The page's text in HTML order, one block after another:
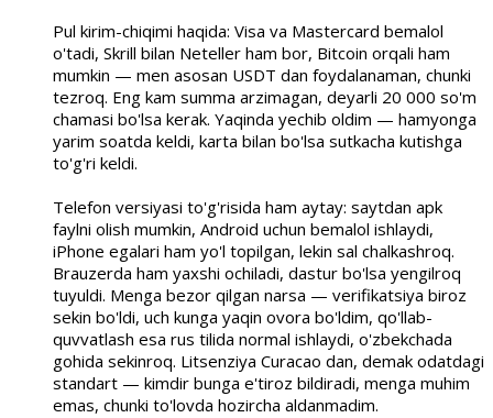
Pul kirim-chiqimi haqida: Visa va Mastercard bemalol
o'tadi, Skrill bilan Neteller ham bor, Bitcoin orqali ham
mumkin — men asosan USDT dan foydalanaman, chunki
tezroq. Eng kam summa arzimagan, deyarli 20 000 so'm
chamasi bo'lsa kerak. Yaqinda yechib oldim — hamyonga
yarim soatda keldi, karta bilan bo'lsa sutkacha kutishga
to'g'ri keldi.
Telefon versiyasi to'g'risida ham aytay: saytdan apk
faylni olish mumkin, Android uchun bemalol ishlaydi,
iPhone egalari ham yo'l topilgan, lekin sal chalkashroq.
Brauzerda ham yaxshi ochiladi, dastur bo'lsa yengilroq
tuyuldi. Menga bezor qilgan narsa — verifikatsiya biroz
sekin bo'ldi, uch kunga yaqin ovora bo'ldim, qo'llab-
quvvatlash esa rus tilida normal ishlaydi, o'zbekchada
gohida sekinroq. Litsenziya Curacao dan, demak odatdagi
standart — kimdir bunga e'tiroz bildiradi, menga muhim
emas, chunki to'lovda hozircha aldanmadim.